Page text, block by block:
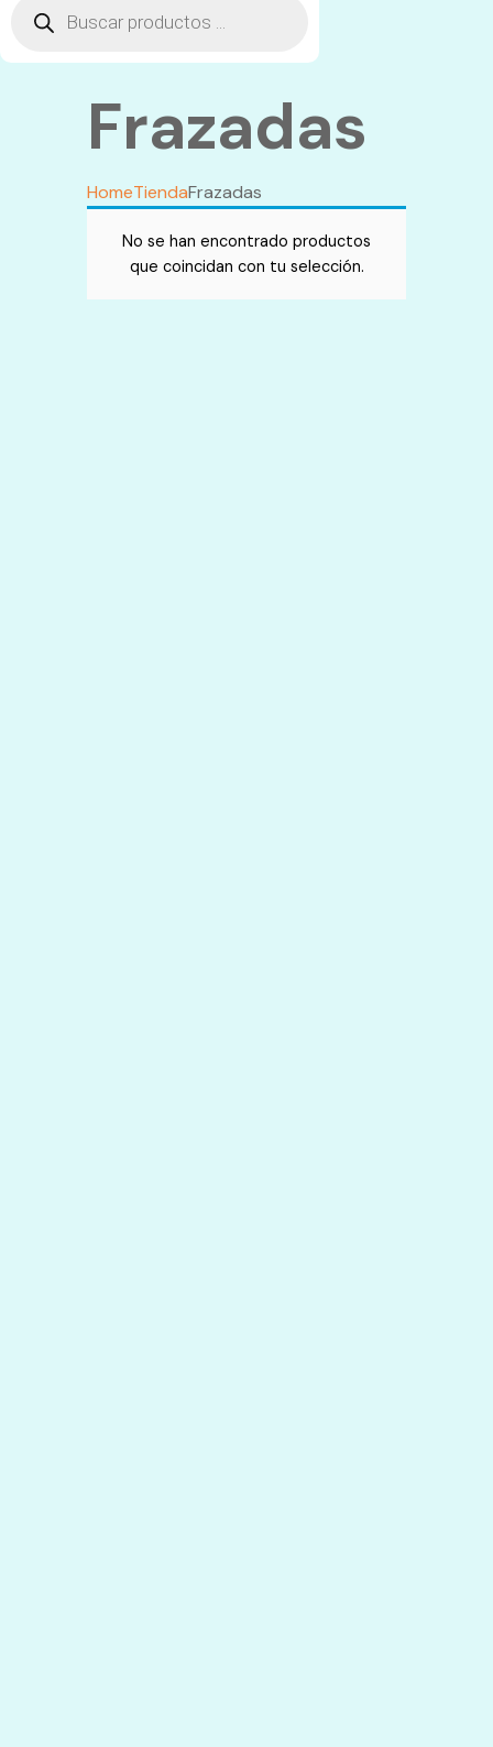
productos
Frazadas
HomeTiendaFrazadas
No se han encontrado productos
que coincidan con tu selección.